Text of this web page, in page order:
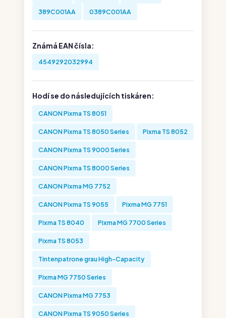
389C001AA 0389C001AA
Známá EAN čísla:
4549292032994
Hodí se do následujících tiskáren:
CANON Pixma TS 8051
CANON Pixma TS 8050 Series Pixma TS 8052
CANON Pixma TS 9000 Series
CANON Pixma TS 8000 Series
CANON Pixma MG 7752
CANON Pixma TS 9055 Pixma MG 7751
Pixma TS 8040 Pixma MG 7700 Series
Pixma TS 8053
Tintenpatrone grau High-Capacity
Pixma MG 7750 Series
CANON Pixma MG 7753
CANON Pixma TS 9050 Series